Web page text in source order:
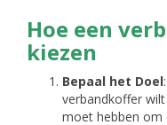
Hoe een
kiezen
Bepaal het Doel
verbandkoffer
moet hebben om